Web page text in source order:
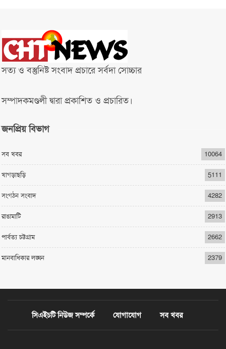
সত্য ও বস্তুনিষ্ট সংবাদ প্রচারে সর্বদা সোচ্চার
সম্পাদকমণ্ডলী দ্বারা প্রকাশিত ও প্রচারিত।
জনপ্রিয় বিভাগ
সব খবর 10064
খাগড়াছড়ি 5111
সংগঠন সংবাদ 4282
রাঙামাটি 2913
পার্বত্য চট্টগ্রাম 2662
মানবাধিকার লঙ্ঘন 2379
সিএইচটি নিউজ সম্পর্কে যোগাযোগ সব খবর